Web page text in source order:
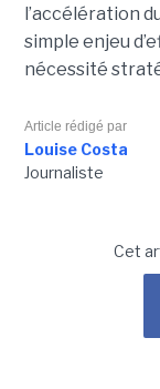
l’accélération
simple enjeu
nécessité
Article rédigé par
Louise Costa
Journaliste
Cet